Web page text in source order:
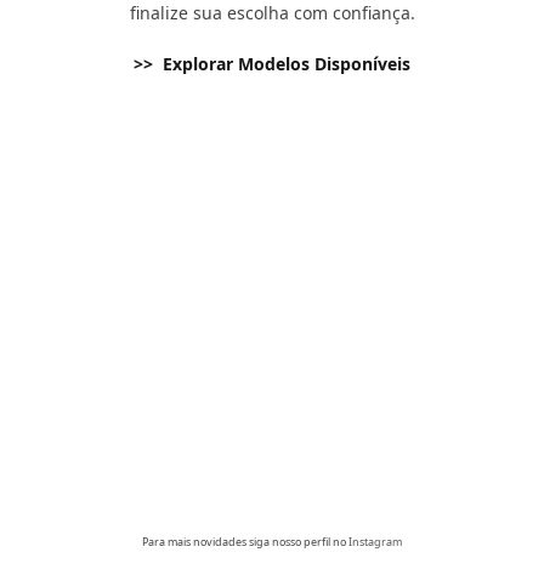
finalize sua escolha com confiança.
>> Explorar Modelos Disponíveis
Para mais novidades siga nosso perfil noInstagram